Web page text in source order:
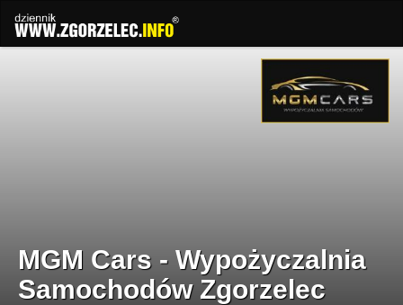
MGM Cars - Wypożyczalnia
Samochodów Zgorzelec